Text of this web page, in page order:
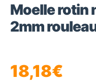
Moelle rotin
2mm
18,18€